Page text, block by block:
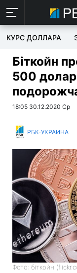
КУРС ДОЛЛАРА
Біткойн
500
18:05 30.12.2020 Ср
РБК-УКРАИНА
Фото: біткойн